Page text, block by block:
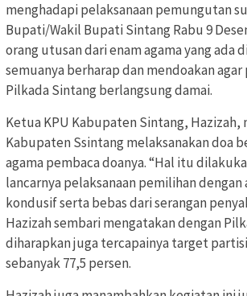
menghadapi pelaksanaan pemungutan
Bupati/Wakil Bupati Sintang Rabu 9
orang utusan dari enam agama yang ada
semuanya berharap dan mendoakan agar
Pilkada Sintang berlangsung damai.
Ketua KPU Kabupaten Sintang, Hazizah,
Kabupaten Ssintang melaksanakan doa
agama pembaca doanya. “Hal itu
lancarnya pelaksanaan pemilihan
kondusif serta bebas dari serangan
Hazizah sembari mengatakan dengan
diharapkan juga tercapainya target
sebanyak 77,5 persen.